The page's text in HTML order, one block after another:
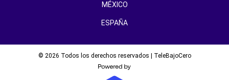
MÉXICO
ESPAÑA
© 2026 Todos los derechos reservados | TeleBajoCero